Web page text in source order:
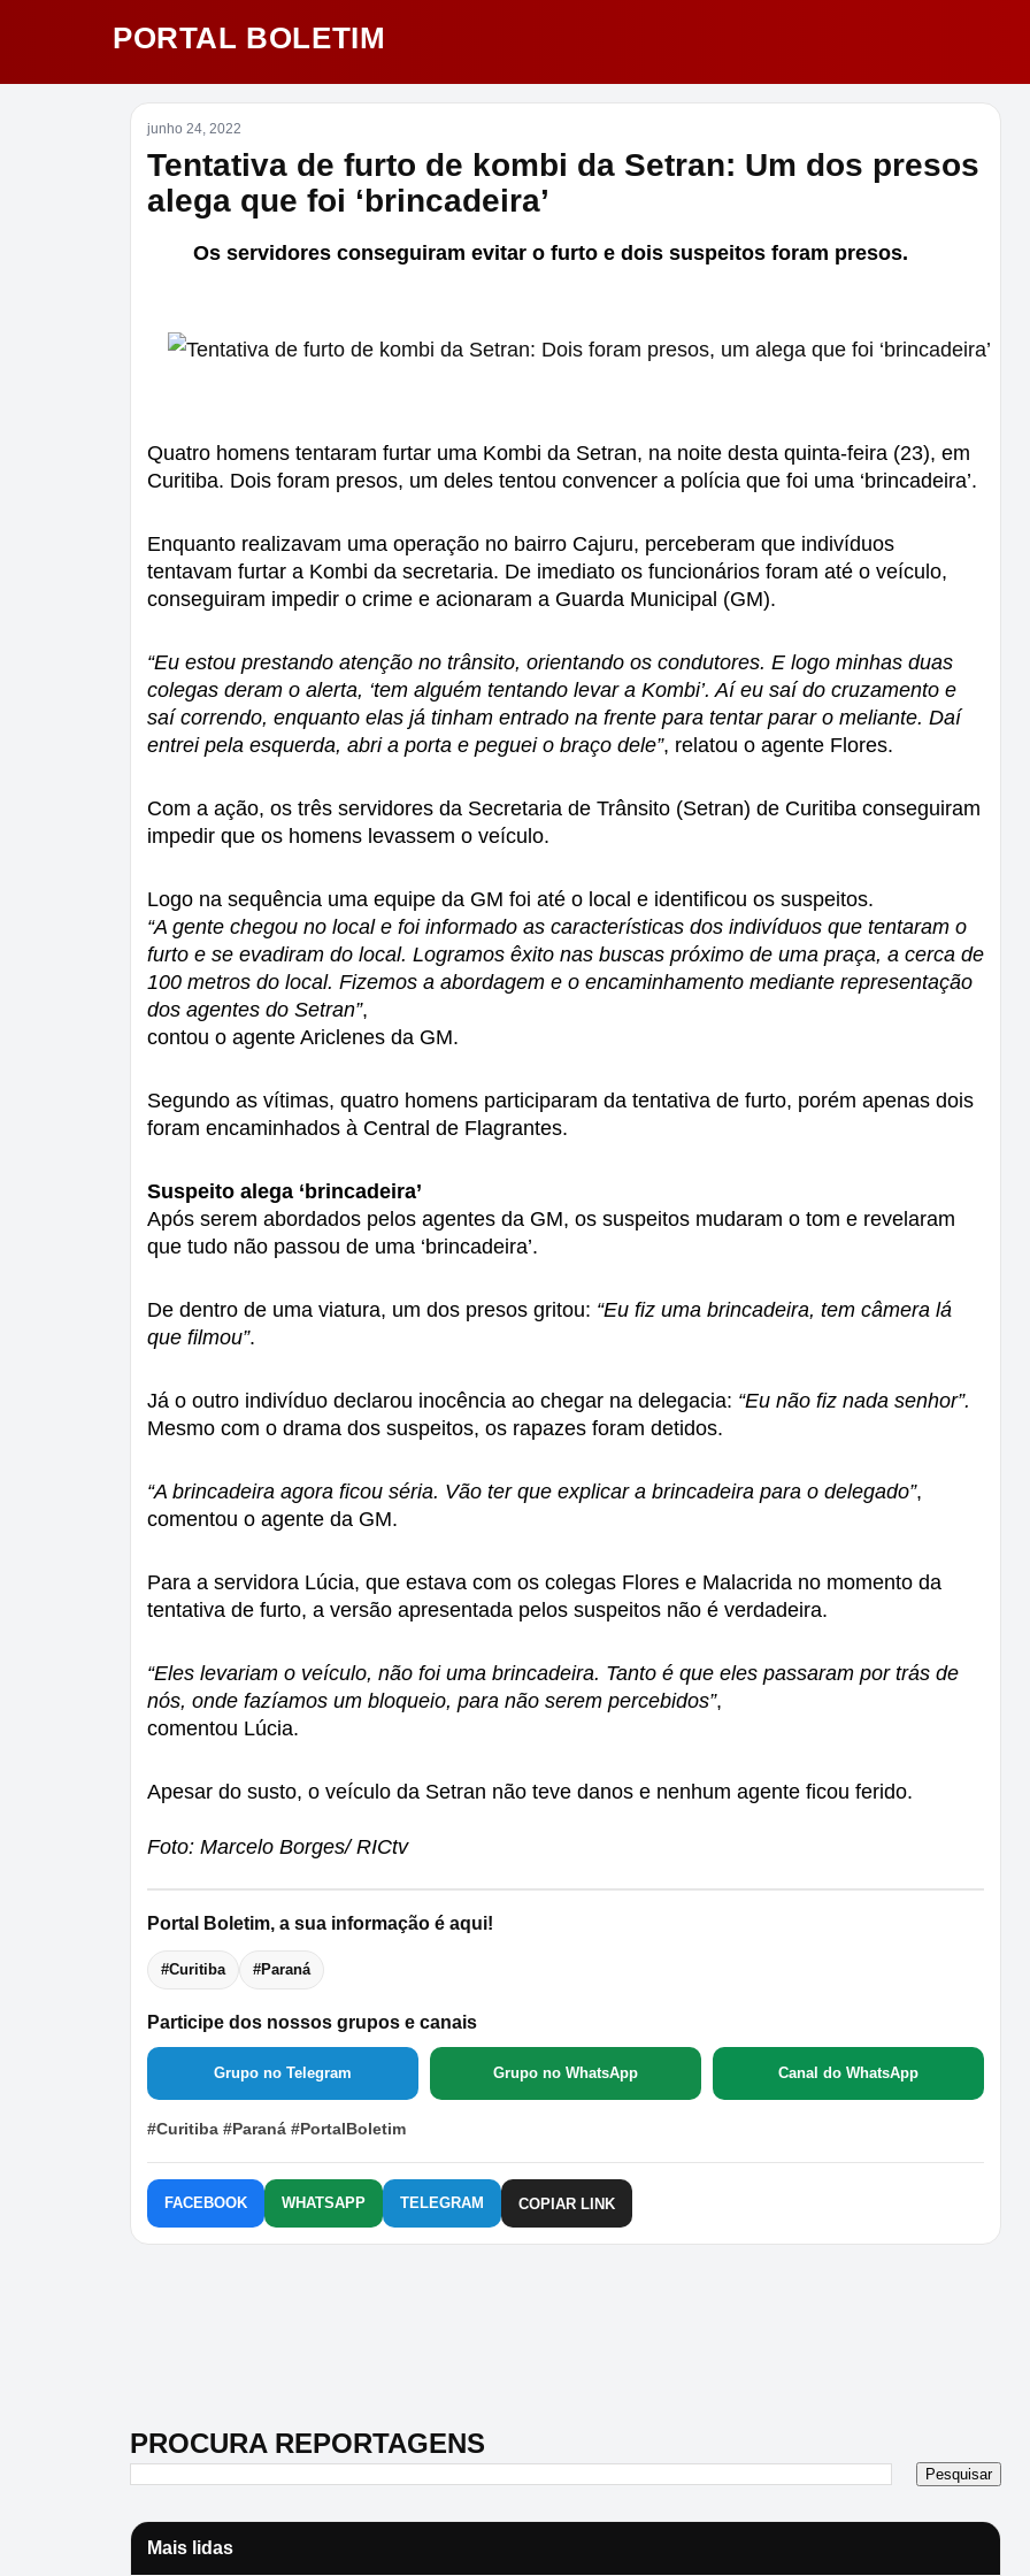
PORTAL BOLETIM
junho 24, 2022
Tentativa de furto de kombi da Setran: Um dos presos
alega que foi ‘brincadeira’
Os servidores conseguiram evitar o furto e dois suspeitos foram presos.
Quatro homens tentaram furtar uma Kombi da Setran, na noite desta quinta-feira (23), em
Curitiba. Dois foram presos, um deles tentou convencer a polícia que foi uma ‘brincadeira’.
Enquanto realizavam uma operação no bairro Cajuru, perceberam que indivíduos
tentavam furtar a Kombi da secretaria. De imediato os funcionários foram até o veículo,
conseguiram impedir o crime e acionaram a Guarda Municipal (GM).
“Eu estou prestando atenção no trânsito, orientando os condutores. E logo minhas duas
colegas deram o alerta, ‘tem alguém tentando levar a Kombi’. Aí eu saí do cruzamento e
saí correndo, enquanto elas já tinham entrado na frente para tentar parar o meliante. Daí
entrei pela esquerda, abri a porta e peguei o braço dele”, relatou o agente Flores.
Com a ação, os três servidores da Secretaria de Trânsito (Setran) de Curitiba conseguiram
impedir que os homens levassem o veículo.
Logo na sequência uma equipe da GM foi até o local e identificou os suspeitos.
“A gente chegou no local e foi informado as características dos indivíduos que tentaram o
furto e se evadiram do local. Logramos êxito nas buscas próximo de uma praça, a cerca de
100 metros do local. Fizemos a abordagem e o encaminhamento mediante representação
dos agentes do Setran”,
contou o agente Ariclenes da GM.
Segundo as vítimas, quatro homens participaram da tentativa de furto, porém apenas dois
foram encaminhados à Central de Flagrantes.
Suspeito alega ‘brincadeira’
Após serem abordados pelos agentes da GM, os suspeitos mudaram o tom e revelaram
que tudo não passou de uma ‘brincadeira’.
De dentro de uma viatura, um dos presos gritou: “Eu fiz uma brincadeira, tem câmera lá
que filmou”.
Já o outro indivíduo declarou inocência ao chegar na delegacia: “Eu não fiz nada senhor”.
Mesmo com o drama dos suspeitos, os rapazes foram detidos.
“A brincadeira agora ficou séria. Vão ter que explicar a brincadeira para o delegado”,
comentou o agente da GM.
Para a servidora Lúcia, que estava com os colegas Flores e Malacrida no momento da
tentativa de furto, a versão apresentada pelos suspeitos não é verdadeira.
“Eles levariam o veículo, não foi uma brincadeira. Tanto é que eles passaram por trás de
nós, onde fazíamos um bloqueio, para não serem percebidos”,
comentou Lúcia.
Apesar do susto, o veículo da Setran não teve danos e nenhum agente ficou ferido.
Foto: Marcelo Borges/ RICtv
Portal Boletim, a sua informação é aqui!
#Curitiba #Paraná
Participe dos nossos grupos e canais
Grupo no Telegram Grupo no WhatsApp Canal do WhatsApp
#Curitiba #Paraná #PortalBoletim
FACEBOOK WHATSAPP TELEGRAM COPIAR LINK
PROCURA REPORTAGENS
Mais lidas